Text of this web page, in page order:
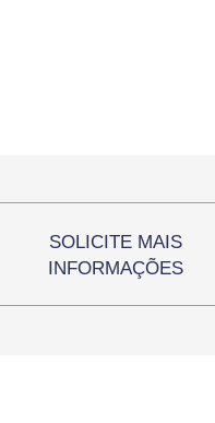
SOLICITE MAIS
INFORMAÇÕES